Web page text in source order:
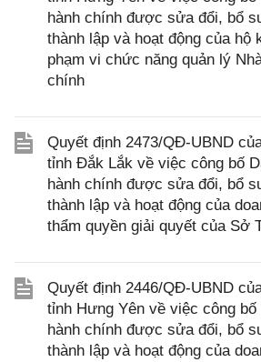
hành chính được sửa đổi, bổ
thành lập và hoạt động của hộ
phạm vi chức năng quản lý
chính
Quyết định 2473/QĐ-UBND
tỉnh Đắk Lắk về việc công bố
hành chính được sửa đổi, bổ
thành lập và hoạt động của
thẩm quyền giải quyết của Sở
Quyết định 2446/QĐ-UBND
tỉnh Hưng Yên về việc công
hành chính được sửa đổi, bổ
thành lập và hoạt động của